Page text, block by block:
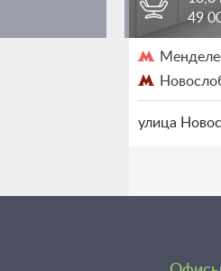
49
улица